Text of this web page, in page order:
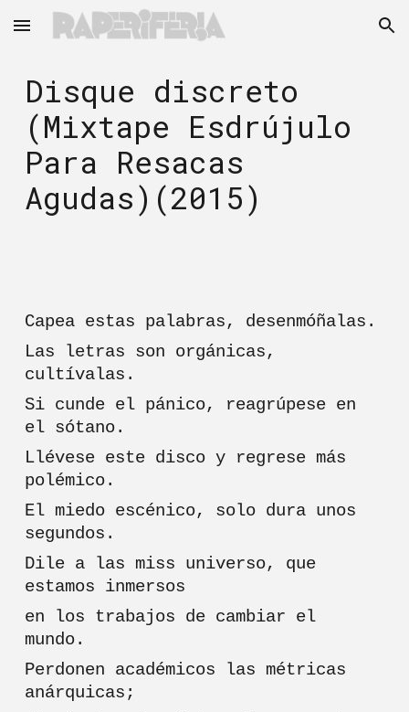
Skip to main content Skip to navigation
Disque discreto
(Mixtape Esdrújulo
Para Resacas
Agudas)(2015)
Capea estas palabras, desenmóñalas.
Las letras son orgánicas,
cultívalas.
Si cunde el pánico, reagrúpese en
el sótano.
Llévese este disco y regrese más
polémico.
El miedo escénico, solo dura unos
segundos.
Dile a las miss universo, que
estamos inmersos
en los trabajos de cambiar el
mundo.
Perdonen académicos las métricas
anárquicas;